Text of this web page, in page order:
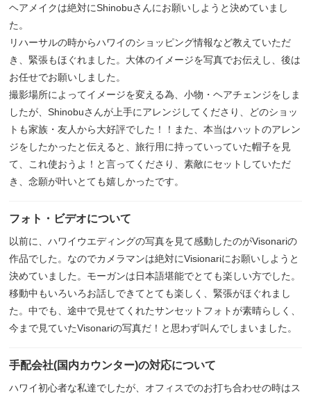
ヘアメイクは絶対にShinobuさんにお願いしようと決めていまし
た。
リハーサルの時からハワイのショッピング情報など教えていただ
き、緊張もほぐれました。大体のイメージを写真でお伝えし、後は
お任せでお願いしました。
撮影場所によってイメージを変える為、小物・ヘアチェンジをしま
したが、Shinobuさんが上手にアレンジしてくださり、どのショッ
トも家族・友人から大好評でした！！また、本当はハットのアレン
ジをしたかったと伝えると、旅行用に持っていっていた帽子を見
て、これ使おうよ！と言ってくださり、素敵にセットしていただ
き、念願が叶いとても嬉しかったです。
フォト・ビデオについて
以前に、ハワイウエディングの写真を見て感動したのがVisonariの
作品でした。なのでカメラマンは絶対にVisionariにお願いしようと
決めていました。モーガンは日本語堪能でとても楽しい方でした。
移動中もいろいろお話しできてとても楽しく、緊張がほぐれまし
た。中でも、途中で見せてくれたサンセットフォトが素晴らしく、
今まで見ていたVisonariの写真だ！と思わず叫んでしまいました。
手配会社(国内カウンター)の対応について
ハワイ初心者な私達でしたが、オフィスでのお打ち合わせの時はス